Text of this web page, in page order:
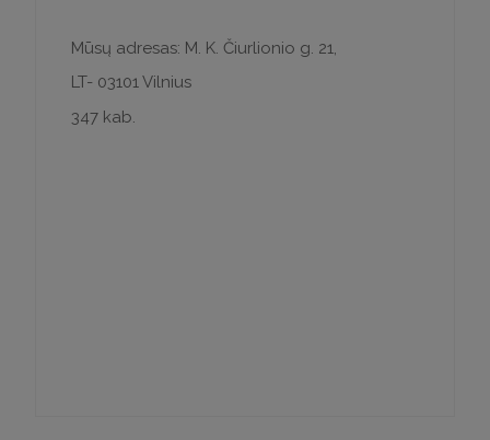
Mūsų adresas: M. K. Čiurlionio g. 21,
LT- 03101 Vilnius
347 kab.